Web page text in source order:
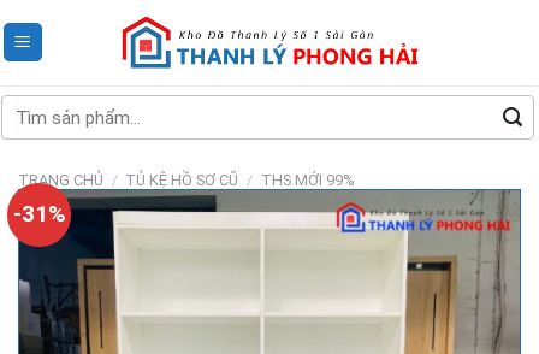
to
Tìm
kiếm:
TRANG CHỦ / TỦ KỆ HỒ SƠ CŨ / THS MỚI 99%
-31%